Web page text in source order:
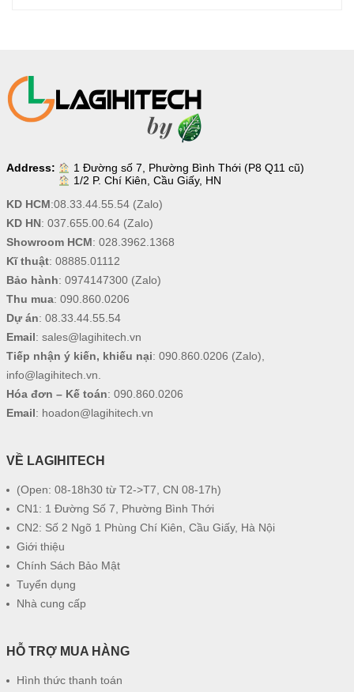
Address:
1 Đường số 7, Phường Bình Thới (P8 Q11 cũ)
1/2 P. Chí Kiên, Cầu Giấy, HN
KD HCM:08.33.44.55.54(Zalo)
KD HN: 037.655.00.64(Zalo)
Showroom HCM: 028.3962.1368
Kĩ thuật: 08885.01112
Bảo hành: 0974147300(Zalo)
Thu mua: 090.860.0206
Dự án: 08.33.44.55.54
Email: sales@lagihitech.vn
Tiếp nhận ý kiến, khiếu nại: 090.860.0206 (Zalo),
info@lagihitech.vn.
Hóa đơn – Kế toán: 090.860.0206
Email: hoadon@lagihitech.vn
VỀ LAGIHITECH
(Open: 08-18h30 từ T2->T7, CN 08-17h)
CN1: 1 Đường Số 7, Phường Bình Thới
CN2: Số 2 Ngõ 1 Phùng Chí Kiên, Cầu Giấy, Hà Nội
Giới thiệu
Chính Sách Bảo Mật
Tuyển dụng
Nhà cung cấp
HỖ TRỢ MUA HÀNG
Hình thức thanh toán